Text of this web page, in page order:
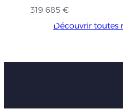
319 685 €
Découvrir toutes